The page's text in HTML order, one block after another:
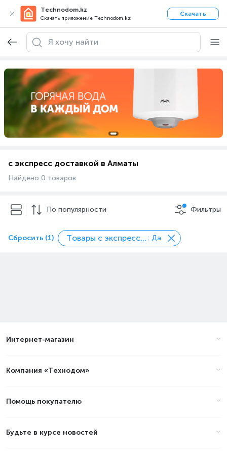
Technodom.kz
Скачать приложение Technodom.kz
Скачать
с экспресс доставкой в Алматы
Найдено 0 товаров
По популярности Фильтры
Сбросить (1) Товары с экспресс доставкой : Да
Интернет-магазин
Компания «Технодом»
Помощь покупателю
Будьте в курсе новостей